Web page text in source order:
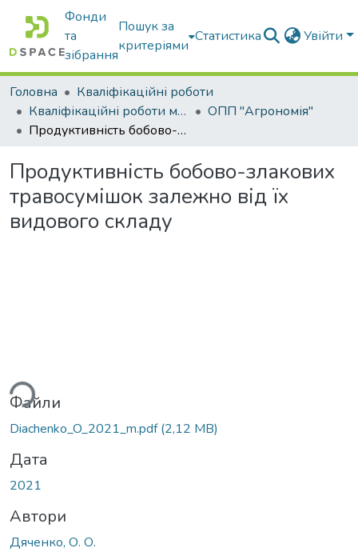
Фонди
та
зібрання
Пошук за
критеріями
Статистика Увійти
Головна
Кваліфікаційні роботи
Кваліфікаційні роботи магістрів
ОПП "Агрономія"
Продуктивність бобово-злакових травосумішок залежно від їх видового складу
Продуктивність бобово-злакових
травосумішок залежно від їх
видового складу
Файли
Diachenko_O_2021_m.pdf(2,12 MB)
Дата
2021
Автори
Дяченко, О. О.